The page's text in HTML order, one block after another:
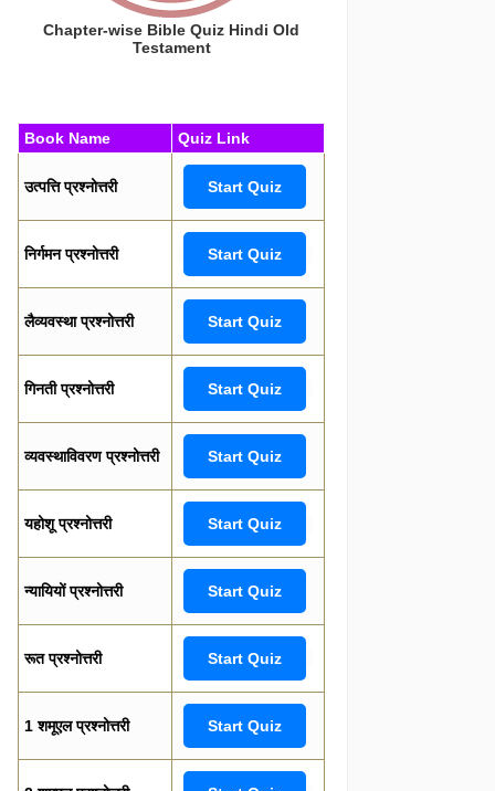
Chapter-wise Bible Quiz Hindi Old
Testament
Book Name Quiz Link
उत्पत्ति प्रश्नोत्तरी Start Quiz
निर्गमन प्रश्नोत्तरी Start Quiz
लैव्यवस्था प्रश्नोत्तरी Start Quiz
गिनती प्रश्नोत्तरी Start Quiz
व्यवस्थाविवरण प्रश्नोत्तरी Start Quiz
यहोशू प्रश्नोत्तरी Start Quiz
न्यायियों प्रश्नोत्तरी Start Quiz
रूत प्रश्नोत्तरी Start Quiz
1 शमूएल प्रश्नोत्तरी Start Quiz